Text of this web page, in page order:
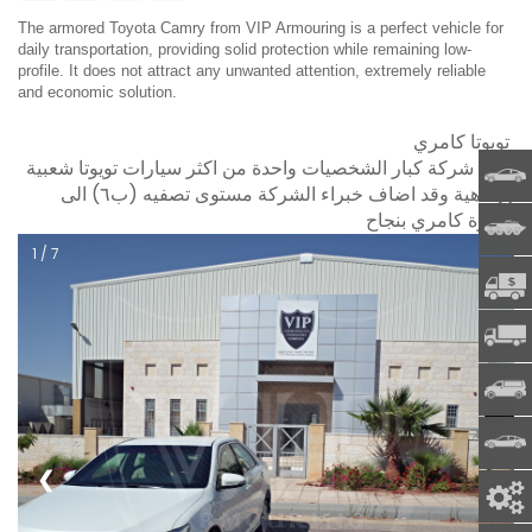
CIT -
The armored Toyota Camry from VIP Armouring is a perfect vehicle for
daily transportation, providing solid protection while remaining low-
profile. It does not attract any unwanted attention, extremely reliable
and economic solution.
تقدم شركة كبار الشخصيات واحدة من اكثر سيارات تويوتا شعبية
ورفاهية وقد اضاف خبراء الشركة مستوى تصفيه (ب٦) الى
سيارة كامري بنجاح
1 / 7
❮ ❯